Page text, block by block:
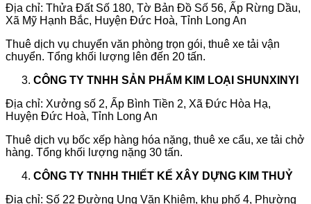
Địa chỉ: Thửa Đất Số 180, Tờ Bản Đồ Số 56, Ấp Rừng Dầu,
Xã Mỹ Hạnh Bắc, Huyện Đức Hoà, Tỉnh Long An
Thuê dịch vụ chuyển văn phòng trọn gói, thuê xe tải vận
chuyển. Tổng khối lượng lên đến 20 tấn.
CÔNG TY TNHH SẢN PHẨM KIM LOẠI SHUNXINYI
Địa chỉ: Xưởng số 2, Ấp Bình Tiền 2, Xã Đức Hòa Hạ,
Huyện Đức Hoà, Tỉnh Long An
Thuê dịch vụ bốc xếp hàng hóa nặng, thuê xe cẩu, xe tải chở
hàng. Tổng khối lượng nặng 30 tấn.
CÔNG TY TNHH THIẾT KẾ XÂY DỰNG KIM THUỶ
Địa chỉ: Số 22 Đường Ung Văn Khiêm, khu phố 4, Phường